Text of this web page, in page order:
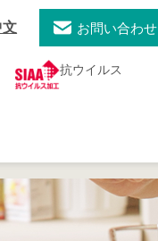
文 お問い合わせ
抗ウイルス